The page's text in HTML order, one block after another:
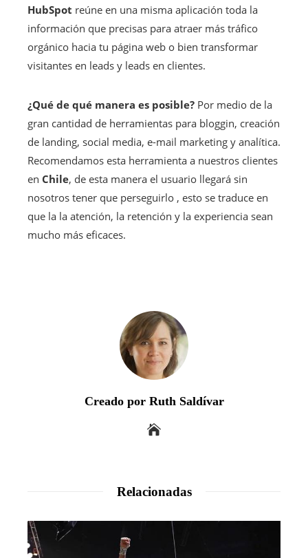
HubSpot reúne en una misma aplicación toda la
información que precisas para atraer más tráfico
orgánico hacia tu página web o bien transformar
visitantes en leads y leads en clientes.
¿Qué de qué manera es posible? Por medio de la
gran cantidad de herramientas para bloggin, creación
de landing, social media, e-mail marketing y analítica.
Recomendamos esta herramienta a nuestros clientes
en Chile, de esta manera el usuario llegará sin
nosotros tener que perseguirlo , esto se traduce en
que la la atención, la retención y la experiencia sean
mucho más eficaces.
Creado por Ruth Saldívar
Relacionadas